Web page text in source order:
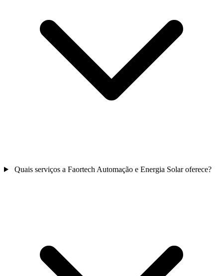
Quais serviços a Faortech Automação e Energia Solar oferece?